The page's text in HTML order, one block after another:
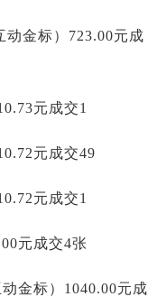
动金标）723.00元成
元成交1
元成交49
元成交1
元成交4张
金标）1040.00元成